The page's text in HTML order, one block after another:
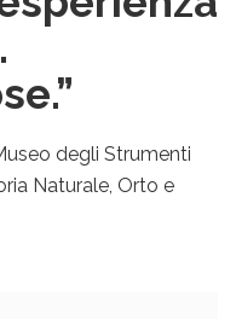
degli Strumenti
Naturale, Orto e